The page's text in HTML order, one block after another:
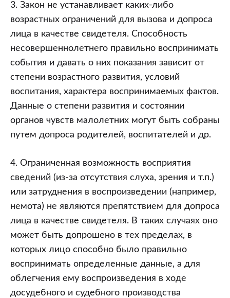
3. Закон не устанавливает каких-либо
возрастных ограничений для вызова и допроса
лица в качестве свидетеля. Способность
несовершеннолетнего правильно воспринимать
события и давать о них показания зависит от
степени возрастного развития, условий
воспитания, характера воспринимаемых фактов.
Данные о степени развития и состоянии
органов чувств малолетних могут быть собраны
путем допроса родителей, воспитателей и др.
4. Ограниченная возможность восприятия
сведений (из-за отсутствия слуха, зрения и т.п.)
или затруднения в воспроизведении (например,
немота) не являются препятствием для допроса
лица в качестве свидетеля. В таких случаях оно
может быть допрошено в тех пределах, в
которых лицо способно было правильно
воспринимать определенные данные, а для
облегчения ему воспроизведения в ходе
досудебного и судебного производства